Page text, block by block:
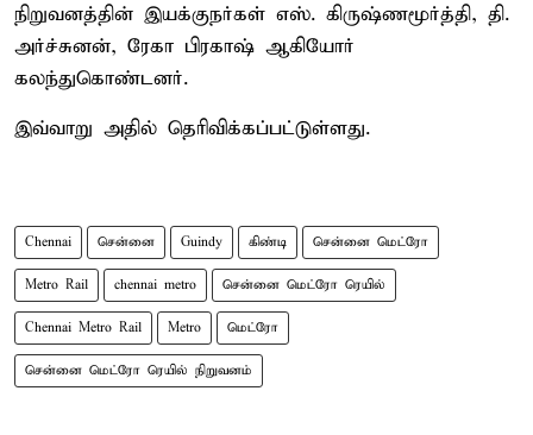
நிறுவனத்தின் இயக்குநர்கள் எஸ். கிருஷ்ணமூர்த்தி, தி.
அர்ச்சுனன், ரேகா பிரகாஷ் ஆகியோர்
கலந்துகொண்டனர்.
இவ்வாறு அதில் தெரிவிக்கப்பட்டுள்ளது.
Chennai சென்னை Guindy கிண்டி சென்னை மெட்ரோ
Metro Rail chennai metro சென்னை மெட்ரோ ரெயில்
Chennai Metro Rail Metro மெட்ரோ
சென்னை மெட்ரோ ரெயில் நிறுவனம்